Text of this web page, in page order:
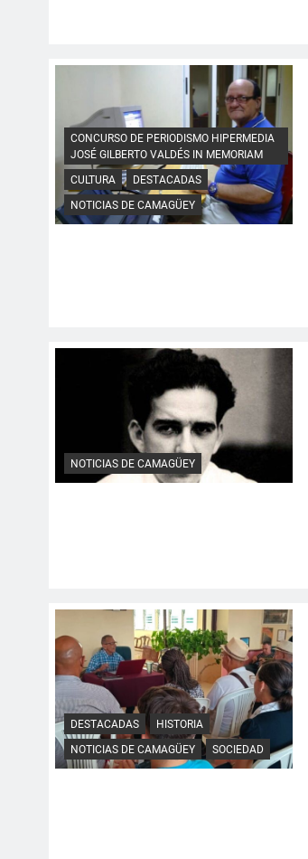
CONCURSO DE PERIODISMO HIPERMEDIA
JOSÉ GILBERTO VALDÉS IN MEMORIAM
CULTURA
DESTACADAS
NOTICIAS DE CAMAGÜEY
NOTICIAS DE CAMAGÜEY
DESTACADAS
HISTORIA
NOTICIAS DE CAMAGÜEY
SOCIEDAD